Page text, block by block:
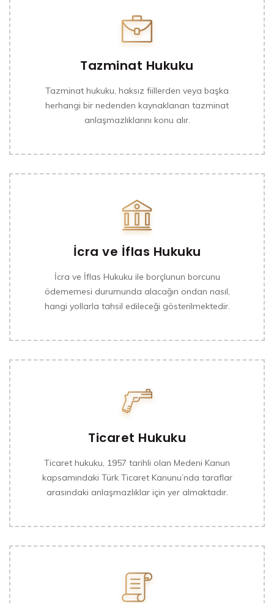
Tazminat Hukuku
Tazminat hukuku, haksız fiillerden veya başka
herhangi bir nedenden kaynaklanan tazminat
anlaşmazlıklarını konu alır.
İcra ve İflas Hukuku
İcra ve İflas Hukuku ile borçlunun borcunu
ödememesi durumunda alacağın ondan nasıl,
hangi yollarla tahsil edileceği gösterilmektedir.
Ticaret Hukuku
Ticaret hukuku, 1957 tarihli olan Medeni Kanun
kapsamındaki Türk Ticaret Kanunu’nda taraflar
arasındaki anlaşmazlıklar için yer almaktadır.